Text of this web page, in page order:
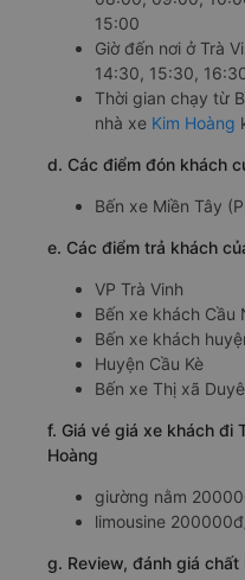
15:00
Giờ đến nơi ở Trà
14:30, 15:30,
Thời gian chạy từ
nhà xe Kim Hoàng
d. Các điểm đón khách
Bến xe Miền Tây
e. Các điểm trả khách
VP Trà Vinh
Bến xe khách Cầu
Bến xe khách
Huyện Cầu Kè
Bến xe Thị xã
f. Giá vé giá xe khách đi
Hoàng
giường nằm
limousine
g. Review, đánh giá